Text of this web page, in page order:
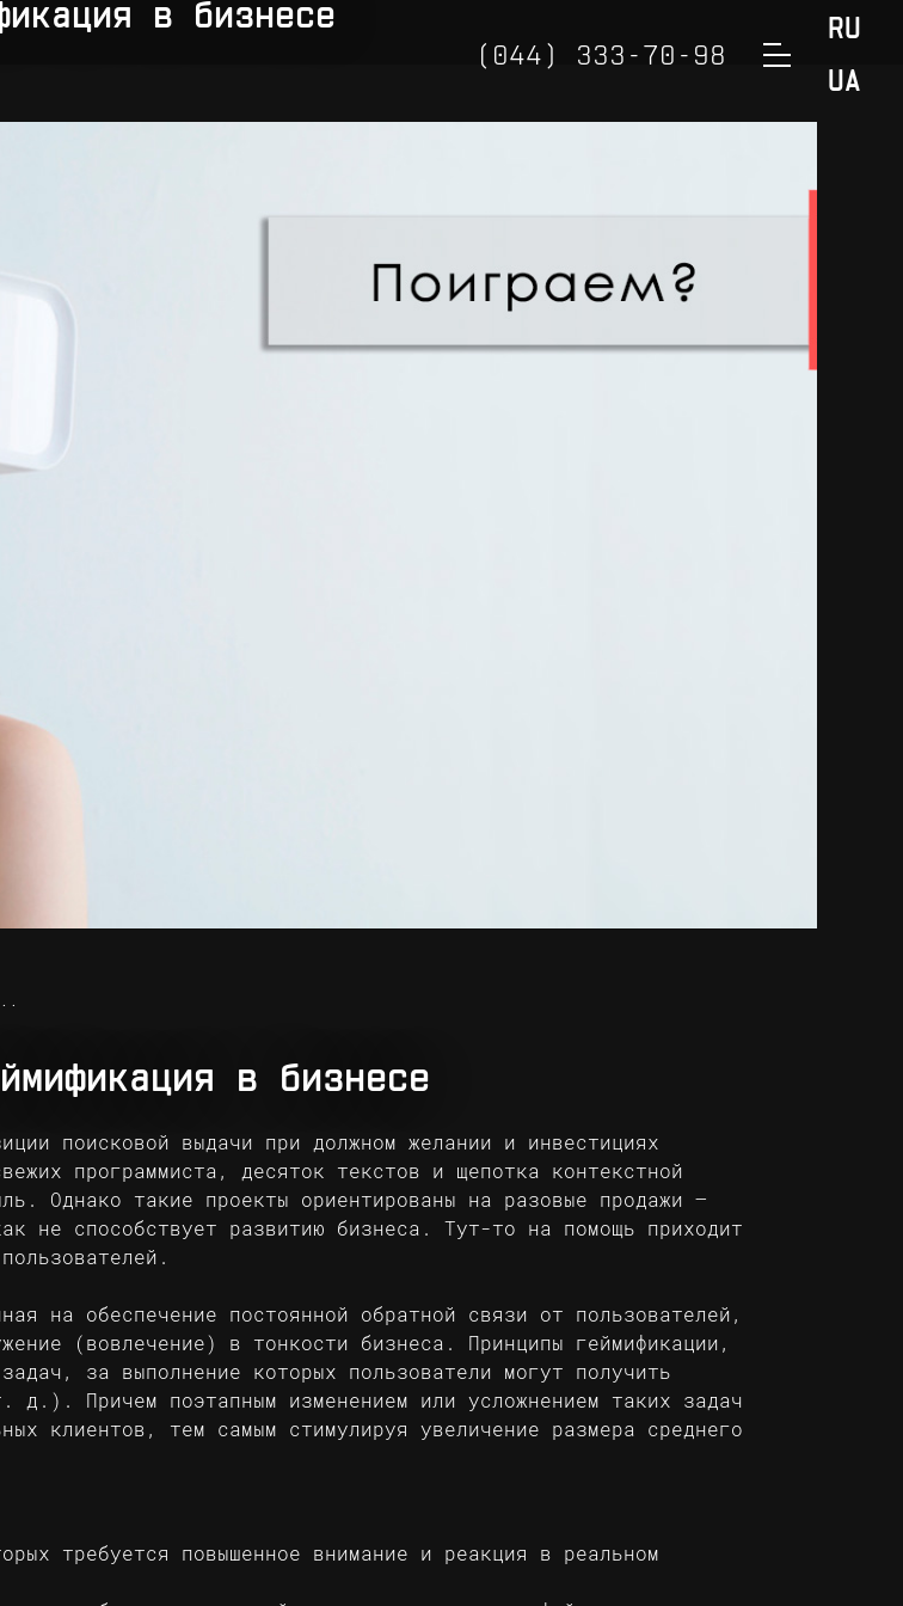
(044) 333-70-98
RU
UA
в бизнесе
в бизнесе
поисковой выдачи при должном желании и инвестициях
программиста, десяток текстов и щепотка контекстной
Однако такие проекты ориентированы на разовые продажи –
не способствует развитию бизнеса. Тут-то на помощь приходит
на обеспечение постоянной обратной связи от пользователей,
(вовлечение) в тонкости бизнеса. Принципы геймификации,
за выполнение которых пользователи могут получить
Причем поэтапным изменением или усложнением таких задач
клиентов, тем самым стимулируя увеличение размера среднего
требуется повышенное внимание и реакция в реальном